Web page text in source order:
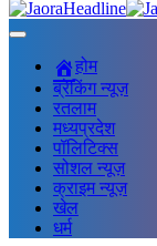
होम
ब्रेकिंग न्यूज़
रतलाम
मध्यप्रदेश
पॉलिटिक्स
सोशल न्यूज़
क्राइम न्यूज़
खेल
धर्म